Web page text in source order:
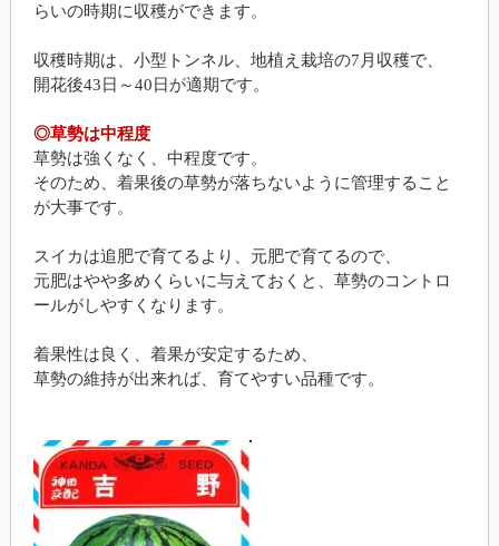
らいの時期に収穫ができます。
収穫時期は、小型トンネル、地植え栽培の7月収穫で、
開花後43日～40日が適期です。
◎草勢は中程度
草勢は強くなく、中程度です。
そのため、着果後の草勢が落ちないように管理すること
が大事です。
スイカは追肥で育てるより、元肥で育てるので、
元肥はやや多めくらいに与えておくと、草勢のコントロ
ールがしやすくなります。
着果性は良く、着果が安定するため、
草勢の維持が出来れば、育てやすい品種です。